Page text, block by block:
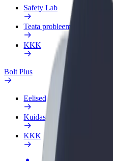
Safety Lab
Teata probleemist
KKK
Bolt Plus
Eelised
Kuidas liituda
KKK